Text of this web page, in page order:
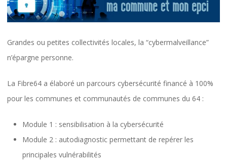
Grandes ou petites collectivités locales, la “cybermalveillance”
n’épargne personne.
La Fibre64 a élaboré un parcours cybersécurité financé à 100%
pour les communes et communautés de communes du 64 :
Module 1 : sensibilisation à la cybersécurité
Module 2 : autodiagnostic permettant de repérer les
principales vulnérabilités